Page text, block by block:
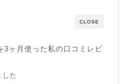
CLOSE
3ヶ月使った私の口コミレビ
た